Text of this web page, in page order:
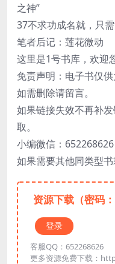
之神”
37不求功成名就，只
笔者后记：莲花微动
这里是1号书库，欢迎
免责声明：电子书仅
如需删除请留言。
如果链接失效不再补
取。
小编微信：652268626
如果需要其他同类型
资源下载（密码
登录
客服QQ：652268626
更多资源免费下载：